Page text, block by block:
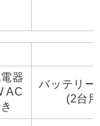
器
AC
バッテリー
(2台用)